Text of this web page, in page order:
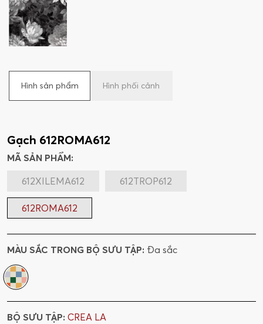
Hình sản phẩm Hình phối cảnh
Gạch 612ROMA612
MÃ SẢN PHẨM:
612XILEMA612
612TROP612
612ROMA612
MÀU SẮC TRONG BỘ SƯU TẬP: Đa sắc
BỘ SƯU TẬP: CREA LA